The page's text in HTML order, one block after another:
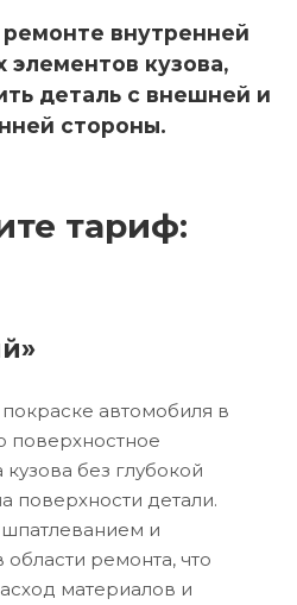
внутренней
элементов кузова,
деталь с внешней и
стороны.
тариф:
автомобиля в
поверхностное
без глубокой
поверхности детали.
и
области ремонта, что
материалов и